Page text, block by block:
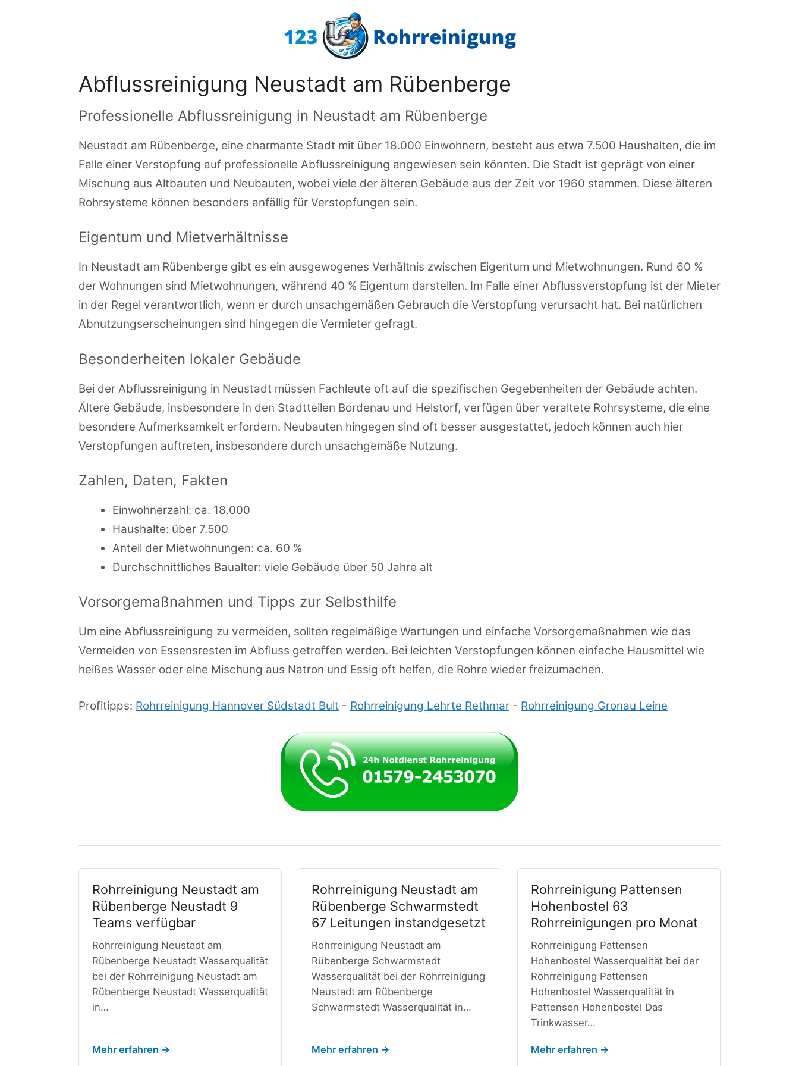
Abflussreinigung Neustadt am Rübenberge
Professionelle Abflussreinigung in Neustadt am Rübenberge
Neustadt am Rübenberge, eine charmante Stadt mit über 18.000 Einwohnern, besteht aus etwa 7.500 Haushalten, die im
Falle einer Verstopfung auf professionelle Abflussreinigung angewiesen sein könnten. Die Stadt ist geprägt von einer
Mischung aus Altbauten und Neubauten, wobei viele der älteren Gebäude aus der Zeit vor 1960 stammen. Diese älteren
Rohrsysteme können besonders anfällig für Verstopfungen sein.
Eigentum und Mietverhältnisse
In Neustadt am Rübenberge gibt es ein ausgewogenes Verhältnis zwischen Eigentum und Mietwohnungen. Rund 60 %
der Wohnungen sind Mietwohnungen, während 40 % Eigentum darstellen. Im Falle einer Abflussverstopfung ist der Mieter
in der Regel verantwortlich, wenn er durch unsachgemäßen Gebrauch die Verstopfung verursacht hat. Bei natürlichen
Abnutzungserscheinungen sind hingegen die Vermieter gefragt.
Besonderheiten lokaler Gebäude
Bei der Abflussreinigung in Neustadt müssen Fachleute oft auf die spezifischen Gegebenheiten der Gebäude achten.
Ältere Gebäude, insbesondere in den Stadtteilen Bordenau und Helstorf, verfügen über veraltete Rohrsysteme, die eine
besondere Aufmerksamkeit erfordern. Neubauten hingegen sind oft besser ausgestattet, jedoch können auch hier
Verstopfungen auftreten, insbesondere durch unsachgemäße Nutzung.
Zahlen, Daten, Fakten
Einwohnerzahl: ca. 18.000
Haushalte: über 7.500
Anteil der Mietwohnungen: ca. 60 %
Durchschnittliches Baualter: viele Gebäude über 50 Jahre alt
Vorsorgemaßnahmen und Tipps zur Selbsthilfe
Um eine Abflussreinigung zu vermeiden, sollten regelmäßige Wartungen und einfache Vorsorgemaßnahmen wie das
Vermeiden von Essensresten im Abfluss getroffen werden. Bei leichten Verstopfungen können einfache Hausmittel wie
heißes Wasser oder eine Mischung aus Natron und Essig oft helfen, die Rohre wieder freizumachen.
Profitipps: Rohrreinigung Hannover Südstadt Bult - Rohrreinigung Lehrte Rethmar - Rohrreinigung Gronau Leine
Rohrreinigung Neustadt am
Rübenberge Neustadt 9
Teams verfügbar
Rohrreinigung Neustadt am
Rübenberge Neustadt Wasserqualität
bei der Rohrreinigung Neustadt am
Rübenberge Neustadt Wasserqualität
in…
Mehr erfahren →
Rohrreinigung Neustadt am
Rübenberge Schwarmstedt
67 Leitungen instandgesetzt
Rohrreinigung Neustadt am
Rübenberge Schwarmstedt
Wasserqualität bei der Rohrreinigung
Neustadt am Rübenberge
Schwarmstedt Wasserqualität in…
Mehr erfahren →
Rohrreinigung Pattensen
Hohenbostel 63
Rohrreinigungen pro Monat
Rohrreinigung Pattensen
Hohenbostel Wasserqualität bei der
Rohrreinigung Pattensen
Hohenbostel Wasserqualität in
Pattensen Hohenbostel Das
Trinkwasser…
Mehr erfahren →